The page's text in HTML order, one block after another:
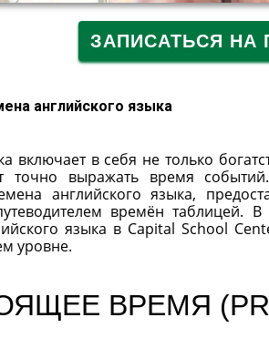
ЗАПИСАТЬСЯ НА
английского языка
включает в себя не только
точно выражать время
английского языка,
времён таблицей. В
языка в Capital School
уровне.
ВРЕМЯ